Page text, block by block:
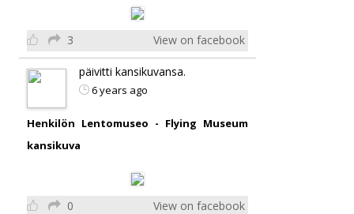
3 View on facebook
päivitti kansikuvansa.
6 years ago
Henkilön Lentomuseo - Flying Museum
kansikuva
0 View on facebook